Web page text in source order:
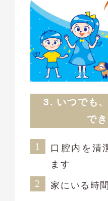
3. いつでも
でき
口腔内を清
ます
家にいる時